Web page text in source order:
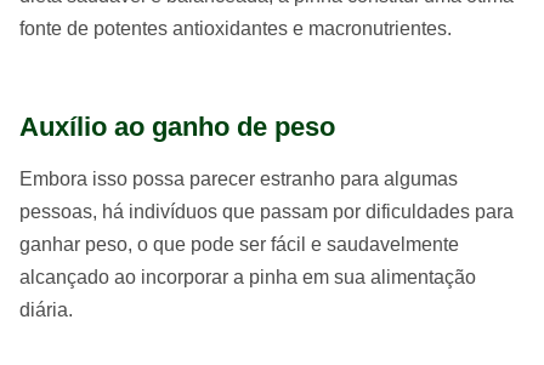
fonte de potentes antioxidantes e macronutrientes.
Auxílio ao ganho de peso
Embora isso possa parecer estranho para algumas
pessoas, há indivíduos que passam por dificuldades para
ganhar peso, o que pode ser fácil e saudavelmente
alcançado ao incorporar a pinha em sua alimentação
diária.